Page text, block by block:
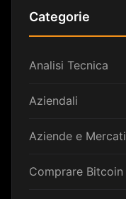
Categorie
Analisi Tecnica
Aziendali
Aziende e Mercati
Comprare Bitcoin